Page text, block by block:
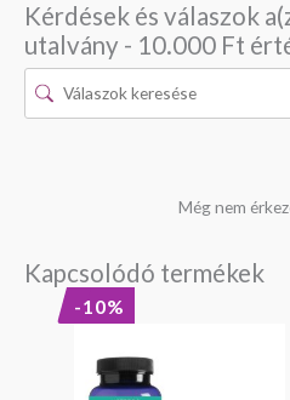
Kérdések és válaszok
utalvány - 10.000 Ft
Még nem
Kapcsolódó termékek
-10%
23
290 Ft.